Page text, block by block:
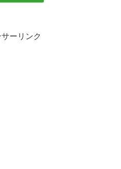
ーリンク